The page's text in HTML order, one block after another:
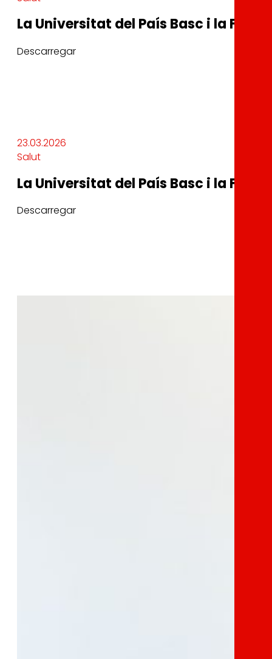
La Universitat del País Basc i la
Descarregar
23.03.2026
Salut
La Universitat del País Basc i la
Descarregar